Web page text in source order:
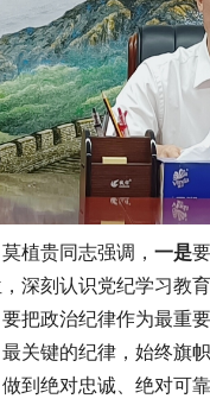
莫植贵同志强调，一是
深刻认识党纪学习教
要把政治纪律作为最重
关键的纪律，始终旗
到绝对忠诚、绝对可